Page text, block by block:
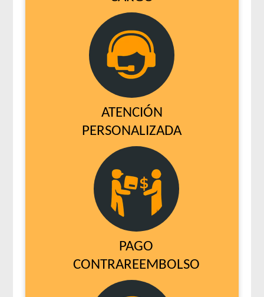
ATENCIÓN
PERSONALIZADA
PAGO
CONTRAREEMBOLSO